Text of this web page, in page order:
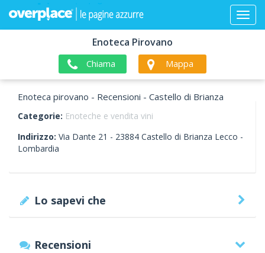
Enoteca Pirovano
Chiama Mappa
Enoteca pirovano - Recensioni - Castello di Brianza
Categorie: Enoteche e vendita vini
Indirizzo: Via Dante 21 - 23884 Castello di Brianza Lecco -
Lombardia
Lo sapevi che
Recensioni